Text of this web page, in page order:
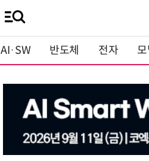
AI·SW 반도체 전자 모